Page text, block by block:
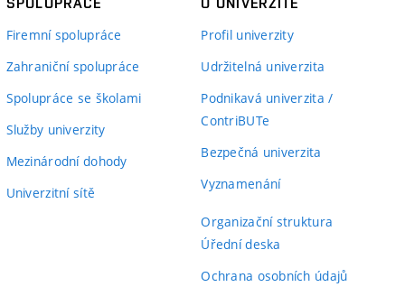
Firemní spolupráce
Zahraniční spolupráce
Spolupráce se školami
Služby univerzity
Mezinárodní dohody
Univerzitní sítě
Profil univerzity
Udržitelná univerzita
Podnikavá univerzita /
ContriBUTe
Bezpečná univerzita
Vyznamenání
Organizační struktura
Úřední deska
Ochrana osobních údajů